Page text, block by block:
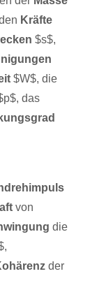
Kräfte
$s$,
$W$, die
das
von
die
der